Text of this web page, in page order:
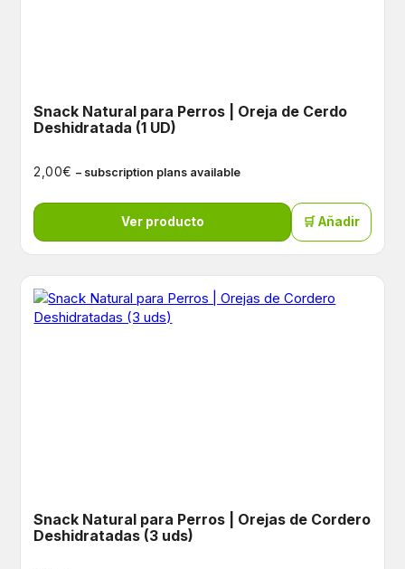
Snack Natural para Perros | Oreja de Cerdo
Deshidratada (1 UD)
2,00€ – subscription plans available
Ver producto 🛒 Añadir
Snack Natural para Perros | Orejas de Cordero
Deshidratadas (3 uds)